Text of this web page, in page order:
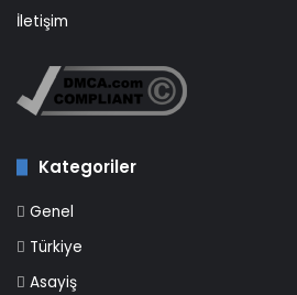
İletişim
Kategoriler
Genel
Türkiye
Asayiş